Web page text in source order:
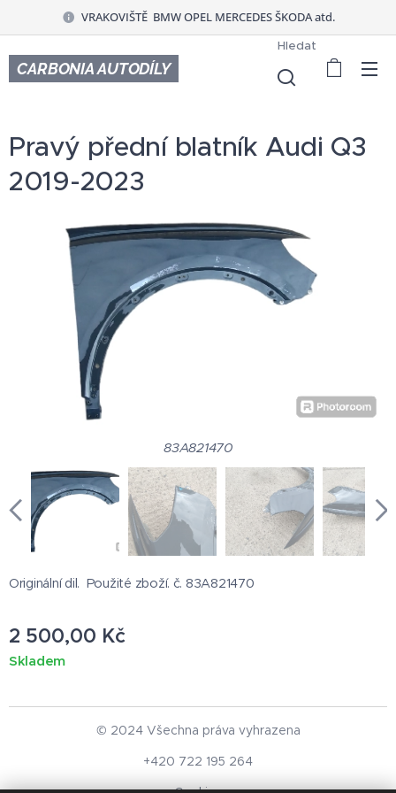
VRAKOVIŠTĚ BMW OPEL MERCEDES ŠKODA atd.
CARBONIA AUTODÍLY
Hledat
Pravý přední blatník Audi Q3
2019-2023
83A821470
Originální dil. Použité zboží. č. 83A821470
2 500,00 Kč
Skladem
© 2024 Všechna práva vyhrazena
+420 722 195 264